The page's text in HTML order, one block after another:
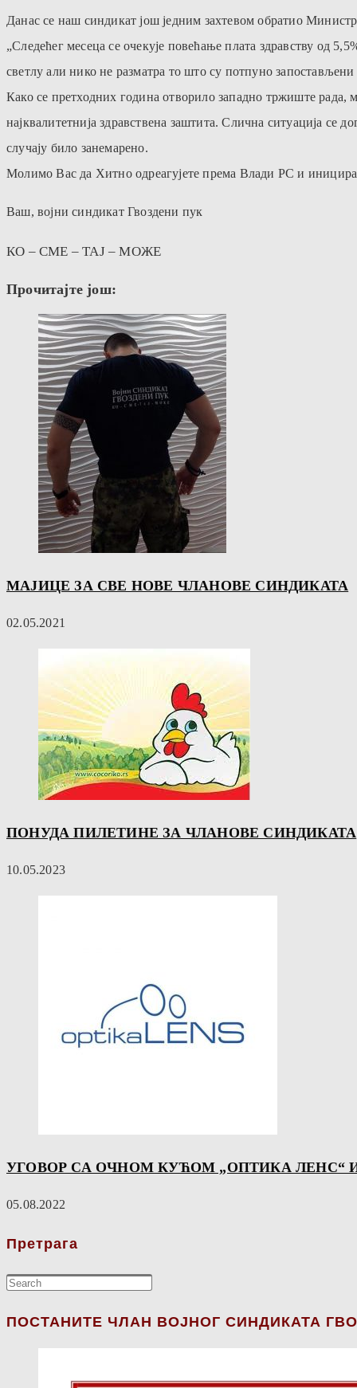
Данас се наш синдикат још једним захтевом обратио
„Следећег месеца се очекује повећање плата здравству од
светлу али нико не разматра то што су потпуно
Како се претходних година отворило западно тржиште рада,
најквалитетнија здравствена заштита. Слична ситуација
случају било занемарено.
Молимо Вас да Хитно одреагујете према Влади РС и
Ваш, војни синдикат Гвоздени пук
КО – СМЕ – ТАЈ – МОЖЕ
Прочитајте још:
МАЈИЦЕ ЗА СВЕ НОВЕ ЧЛАНОВЕ СИНДИКАТА
02.05.2021
ПОНУДА ПИЛЕТИНЕ ЗА ЧЛАНОВЕ СИНДИКАТА
10.05.2023
УГОВОР СА ОЧНОМ КУЋОМ „ОПТИКА ЛЕНС“
05.08.2022
Претрага
ПОСТАНИТЕ ЧЛАН ВОЈНОГ СИНДИКАТА